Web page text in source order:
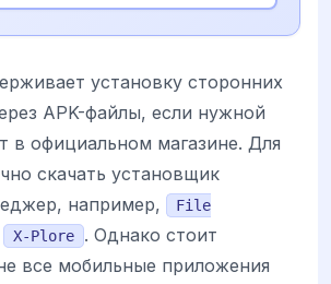
установку сторонних
APK-файлы, если нужной
в официальном магазине. Для
скачать установщик
например,
File
X-Plore
. Однако стоит
все мобильные приложения